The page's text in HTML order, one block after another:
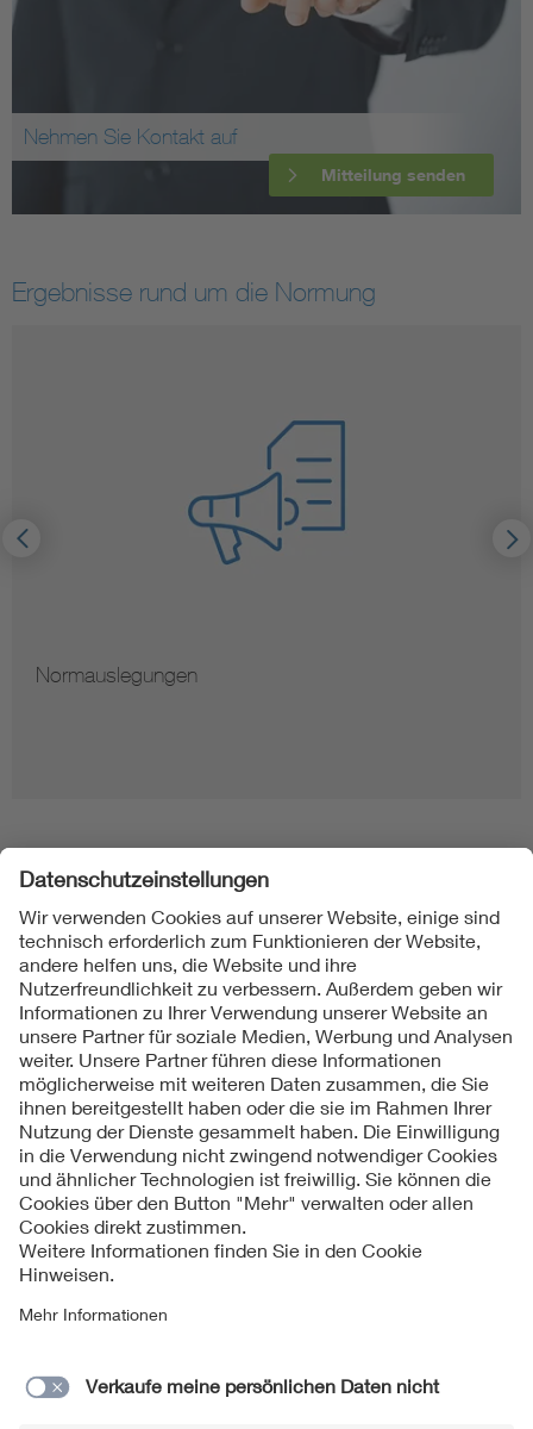
Nehmen Sie Kontakt auf
Mitteilung senden
Ergebnisse rund um die Normung
Hinweise zur Vervielfältigung von Normen
Folgen Sie uns
Kontakt
Impressum
Datenschutzinformationen
Cookie Hinweise
Compliance
Jahresarchiv